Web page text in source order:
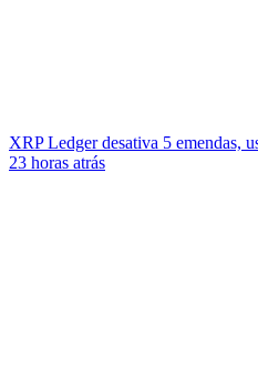
XRP Ledger desativa 5 emendas,
23 horas atrás